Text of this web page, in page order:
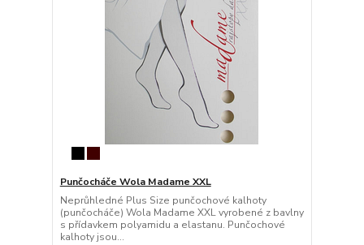
Punčocháče Wola Madame XXL
Neprůhledné Plus Size punčochové kalhoty
(punčocháče) Wola Madame XXL vyrobené z bavlny
s přídavkem polyamidu a elastanu. Punčochové
kalhoty jsou...